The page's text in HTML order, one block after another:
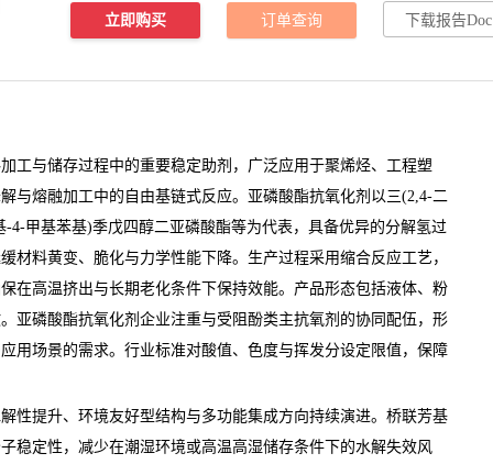
立即购买 订单查询 下载报告Doc
与储存过程中的重要稳定助剂，广泛应用于聚烯烃、工程塑
与熔融加工中的自由基链式反应。亚磷酸酯抗氧化剂以三(2,4-二
-4-甲基苯基)季戊四醇二亚磷酸酯等为代表，具备优异的分解氢过
材料黄变、脆化与力学性能下降。生产过程采用缩合反应工艺，
在高温挤出与长期老化条件下保持效能。产品形态包括液体、粉
亚磷酸酯抗氧化剂 企业注重与受阻酚类主抗氧剂的协同配伍，形
用场景的需求。行业标准对酸值、色度与挥发分设定限值，保障
性提升、环境友好型结构与多功能集成方向持续演进。桥联芳基
稳定性，减少在潮湿环境或高温高湿储存条件下的水解失效风